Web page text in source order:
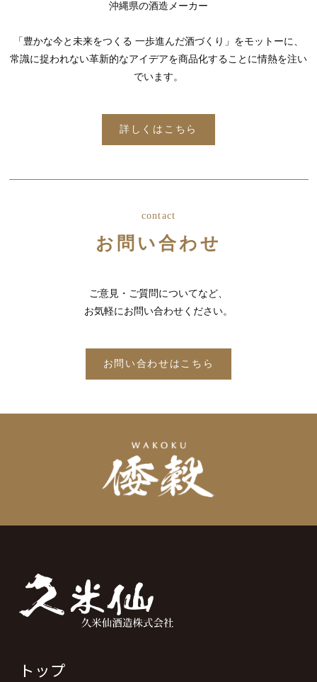
沖縄県の酒造メーカー
「豊かな今と未来をつくる 一歩進んだ酒づくり」をモットーに、
常識に捉われない革新的なアイデアを商品化することに情熱を注い
でいます。
詳しくはこちら
contact
お問い合わせ
ご意見・ご質問についてなど、
お気軽にお問い合わせください。
お問い合わせはこちら
トップ